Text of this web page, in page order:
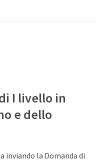
I livello in
e dello
inviando la Domanda di